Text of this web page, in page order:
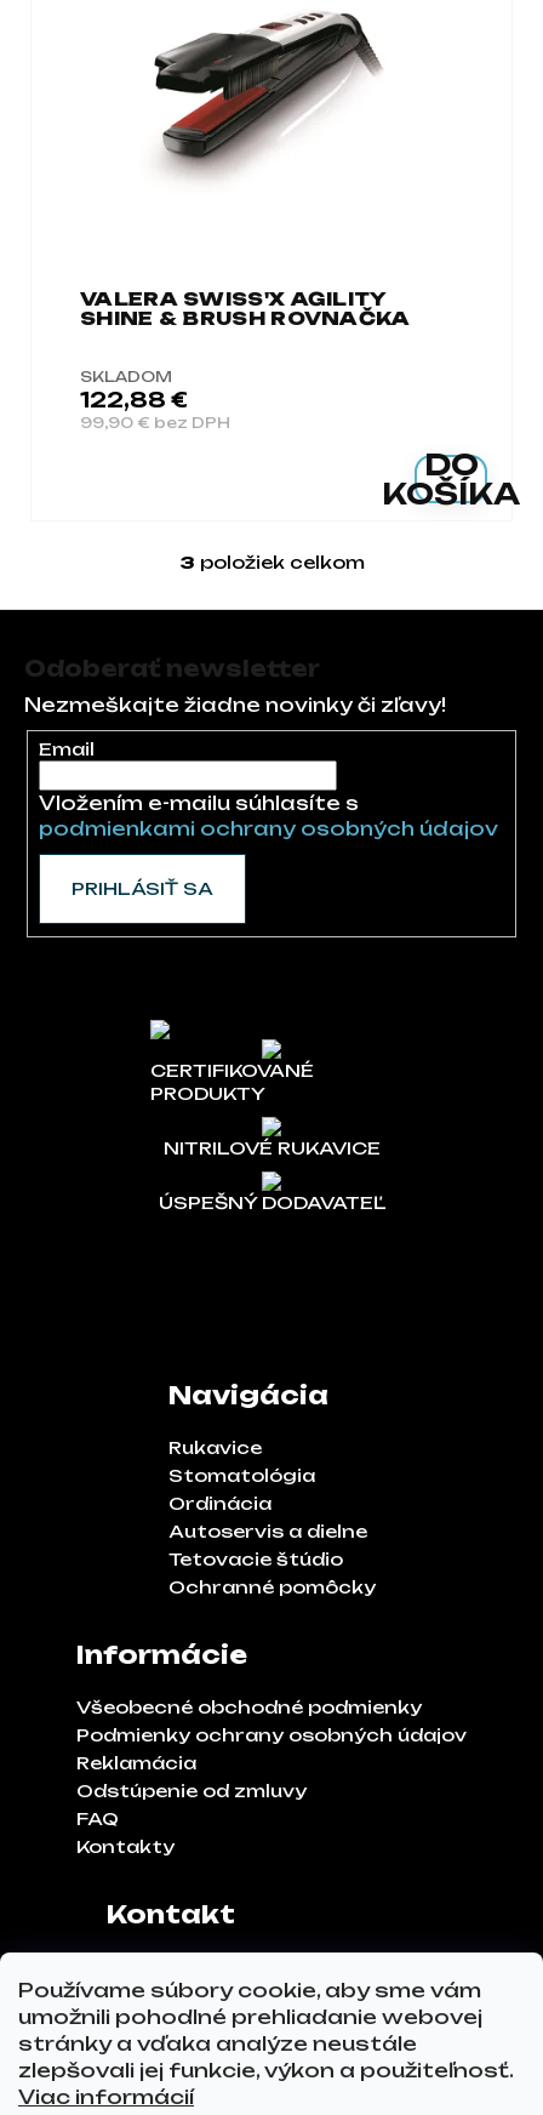
Používame súbory cookie, aby sme vám
umožnili pohodlné prehliadanie webovej
stránky a vďaka analýze neustále
zlepšovali jej funkcie, výkon a použiteľnosť.
Viac informácií
VALERA SWISS'X AGILITY
SHINE & BRUSH ROVNAČKA
SKLADOM
99,90 € bez DPH
122,88 €
DO
KOŠÍKA
Ovládacie prvky
3 položiek celkom
Odoberať newsletter
Nezmeškajte žiadne novinky či zľavy!
Email
Vložením e-mailu súhlasíte s
podmienkami ochrany osobných údajov
PRIHLÁSIŤ SA
CERTIFIKOVANÉ
PRODUKTY
NITRILOVÉ RUKAVICE
ÚSPEŠNÝ DODAVATEĽ
Navigácia
Rukavice
Stomatológia
Ordinácia
Autoservis a dielne
Tetovacie štúdio
Ochranné pomôcky
Informácie
Všeobecné obchodné podmienky
Podmienky ochrany osobných údajov
Reklamácia
Odstúpenie od zmluvy
FAQ
Kontakty
Kontakt
Hviezdoslavov
Tel.č.:0911 271 302
Email:info@glovez.sk